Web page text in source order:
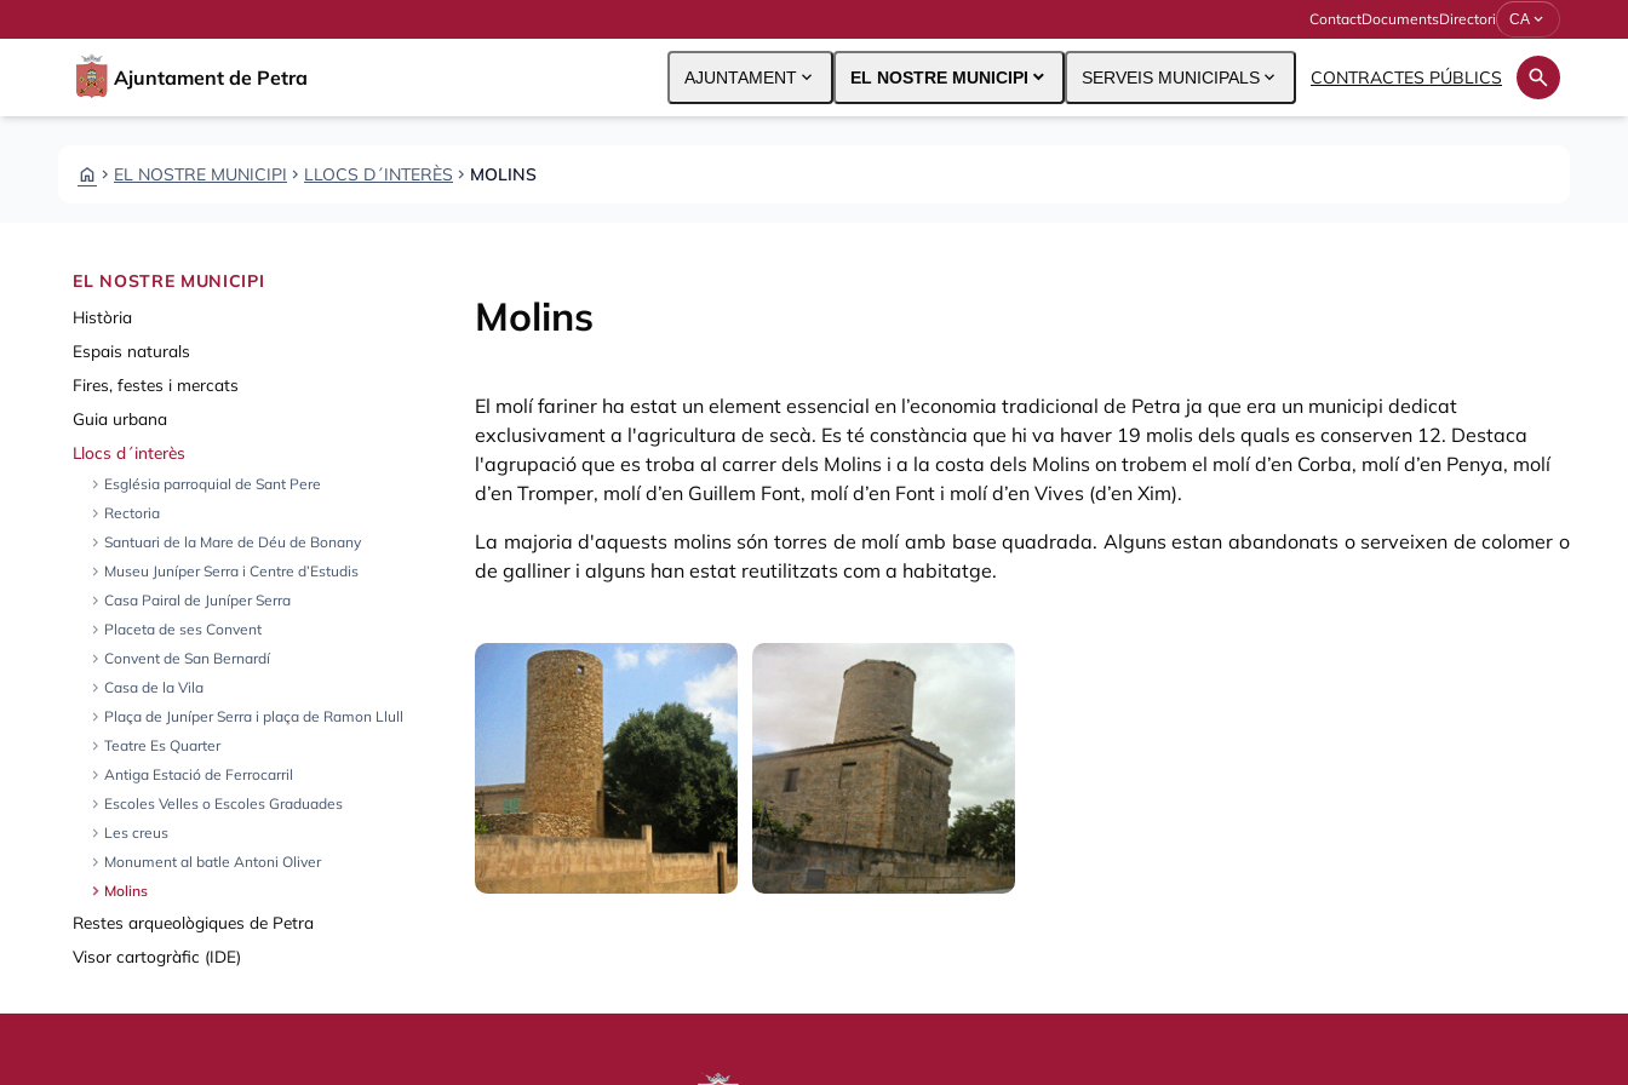
ContactDocumentsDirectori CA expand_more
Ajuntament de Petra AJUNTAMENT expand_more EL NOSTRE MUNICIPI expand_more SERVEIS MUNICIPALS expand_more CONTRACTES PÚBLICS search
HOME CHEVRON_RIGHT EL NOSTRE MUNICIPI CHEVRON_RIGHT LLOCS D´INTERÈS CHEVRON_RIGHT MOLINS
EL NOSTRE MUNICIPI
Història
Espais naturals
Fires, festes i mercats
Guia urbana
Llocs d´interès
chevron_right Església parroquial de Sant Pere
chevron_right Rectoria
chevron_right Santuari de la Mare de Déu de Bonany
chevron_right Museu Juníper Serra i Centre d’Estudis
chevron_right Casa Pairal de Juníper Serra
chevron_right Placeta de ses Convent
chevron_right Convent de San Bernardí
chevron_right Casa de la Vila
chevron_right Plaça de Juníper Serra i plaça de Ramon Llull
chevron_right Teatre Es Quarter
chevron_right Antiga Estació de Ferrocarril
chevron_right Escoles Velles o Escoles Graduades
chevron_right Les creus
chevron_right Monument al batle Antoni Oliver
chevron_right Molins
Restes arqueològiques de Petra
Visor cartogràfic (IDE)
Molins
El molí fariner ha estat un element essencial en l’economia tradicional de Petra ja que era un municipi dedicat
exclusivament a l'agricultura de secà. Es té constància que hi va haver 19 molis dels quals es conserven 12. Destaca
l'agrupació que es troba al carrer dels Molins i a la costa dels Molins on trobem el molí d’en Corba, molí d’en Penya, molí
d’en Tromper, molí d’en Guillem Font, molí d’en Font i molí d’en Vives (d’en Xim).
La majoria d'aquests molins són torres de molí amb base quadrada. Alguns estan abandonats o serveixen de colomer o
de galliner i alguns han estat reutilitzats com a habitatge.
Galeria d'imatges